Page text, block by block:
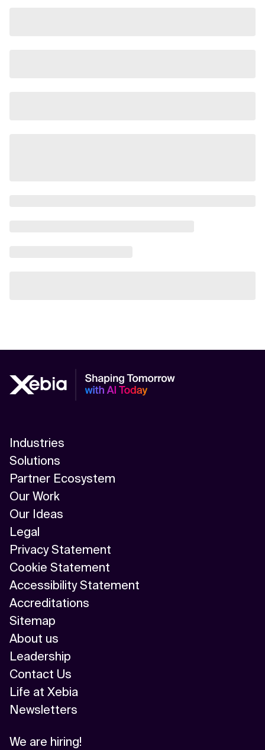
Industries
Solutions
Partner Ecosystem
Our Work
Our Ideas
Legal
Privacy Statement
Cookie Statement
Accessibility Statement
Accreditations
Sitemap
About us
Leadership
Contact Us
Life at Xebia
Newsletters
We are hiring!